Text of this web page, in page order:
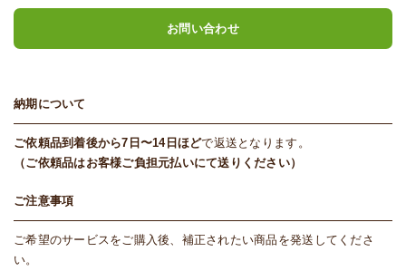
お問い合わせ
納期について
ご依頼品到着後から7日〜14日ほどで返送となります。
（ご依頼品はお客様ご負担元払いにて送りください）
ご注意事項
ご希望のサービスをご購入後、補正されたい商品を発送してくださ
い。